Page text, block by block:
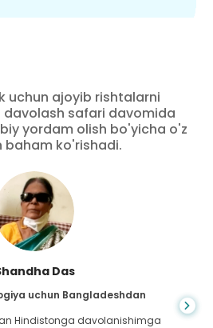
uchun ajoyib rishtalarni
davolash safari davomida
yordam olish bo'yicha o'z
baham ko'rishadi.
Das
uchun Bangladeshdan
Hindistonga davolanishimga